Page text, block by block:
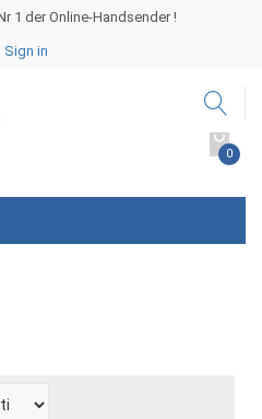
1 der Online-Handsender !
Sign in
0